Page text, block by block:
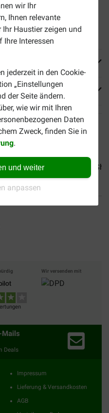
wir Ihr
Ihnen relevante
Haustier zeigen und
Ihre Interessen
jederzeit in den Cookie-
„Einstellungen
der Seite ändern.
wie wir mit Ihren
Daten
Zweck, finden Sie in
.
und weiter
anpassen
Classics Paté mit...
Wir versenden mit
Mails
Deals
Impressum
Lieferung & Versandkosten
AGB